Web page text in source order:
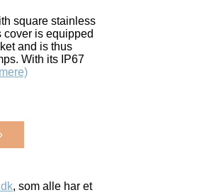
square stainless
is equipped
and is thus
With its IP67
, som alle har et